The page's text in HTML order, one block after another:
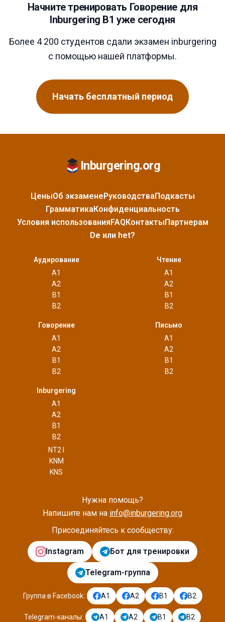
Начните тренировать Говорение для
Inburgering B1 уже сегодня
Более 4 200 студентов сдали экзамен inburgering
с помощью нашей платформы.
Начать бесплатный период
Inburgering.org
ЦеныОб экзаменеРуководстваПодкасты
ГрамматикаКонфиденциальность
Условия использованияFAQКонтактыПартнерам
De или het?
Аудирование
A1
A2
B1
B2
Чтение
A1
A2
B1
B2
Говорение
A1
A2
B1
B2
Письмо
A1
A2
B1
B2
Inburgering
A1
A2
B1
B2
NT2 I
KNM
KNS
Нужна помощь?
Напишите нам на info@inburgering.org
Присоединяйтесь к сообществу:
Instagram Бот для тренировки
Telegram-группа
Группа в Facebook: A1 A2 B1 B2
Telegram-каналы: A1 A2 B1 B2